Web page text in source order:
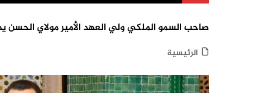
صاحب السمو الملكي ولي العهد الأمير مولاي الحسن
الرئيسية